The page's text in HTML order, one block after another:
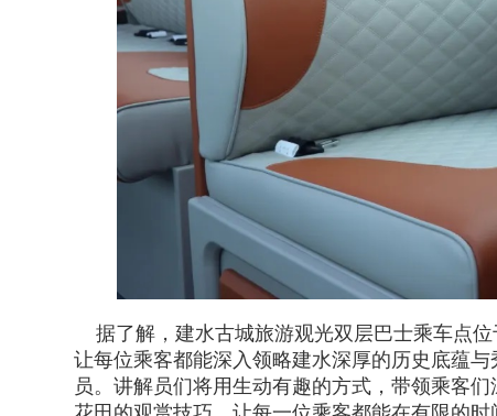
据了解，建水古城旅游观光双层巴士乘车点
让每位乘客都能深入领略建水深厚的历史底蕴
员。讲解员们将用生动有趣的方式，带领乘客